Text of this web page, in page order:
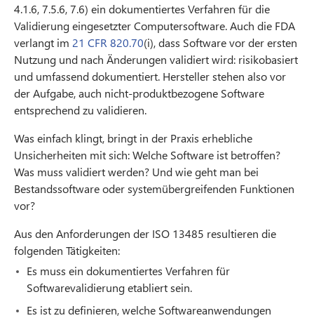
4.1.6, 7.5.6, 7.6) ein dokumentiertes Verfahren für die
Validierung eingesetzter Computersoftware. Auch die FDA
verlangt im 21 CFR 820.70(i), dass Software vor der ersten
Nutzung und nach Änderungen validiert wird: risikobasiert
und umfassend dokumentiert. Hersteller stehen also vor
der Aufgabe, auch nicht-produktbezogene Software
entsprechend zu validieren.
Was einfach klingt, bringt in der Praxis erhebliche
Unsicherheiten mit sich: Welche Software ist betroffen?
Was muss validiert werden? Und wie geht man bei
Bestandssoftware oder systemübergreifenden Funktionen
vor?
Aus den Anforderungen der ISO 13485 resultieren die
folgenden Tätigkeiten:
Es muss ein dokumentiertes Verfahren für
Softwarevalidierung etabliert sein.
Es ist zu definieren, welche Softwareanwendungen